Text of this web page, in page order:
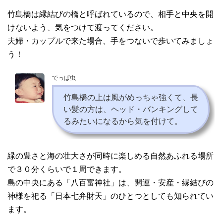
竹島橋は縁結びの橋と呼ばれているので、相手と中央を開
けないよう、気をつけて渡ってください。
夫婦・カップルで来た場合、手をつないで歩いてみましょ
う！
でっぱ虫
竹島橋の上は風がめっちゃ強くて、長
い髪の方は、ヘッド・バンキングして
るみたいになるから気を付けて。
緑の豊さと海の壮大さが同時に楽しめる自然あふれる場所
で３０分くらいで１周できます。
島の中央にある「八百富神社」は、開運・安産・縁結びの
神様を祀る「日本七弁財天」のひとつとしても知られてい
ます。